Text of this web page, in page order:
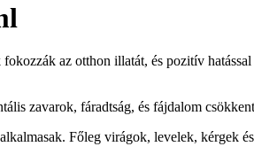
az otthon illatát, és pozitív
zavarok, fáradtság, és fájdalom
Főleg virágok, levelek,